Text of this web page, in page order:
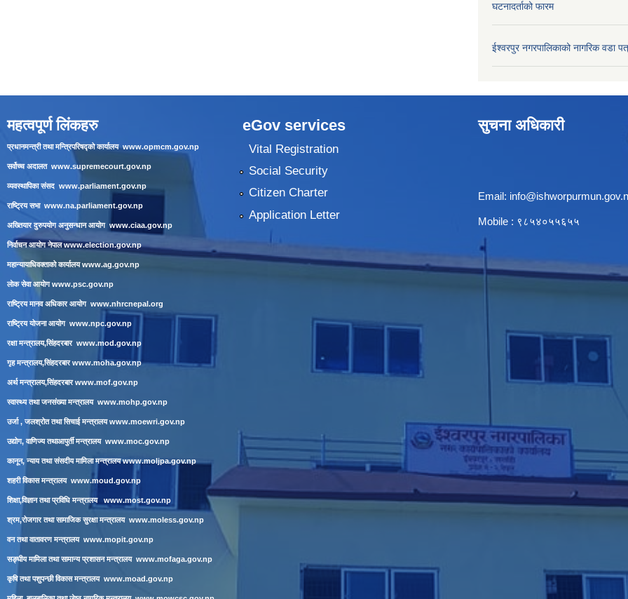
घटनादर्ताको फारम
ईश्वरपुर नगरपालिकाको नागरिक वडा
महत्वपूर्ण लिंकहरु
प्रधानमन्त्री तथा मन्त्रिपरिषद्को कार्यालयwww.opmcm.gov.np
सर्वोच्च अदालत www.supremecourt.gov.np
व्यवस्थापिका संसद www.parliament.gov.np
राष्ट्रिय सभा www.na.parliament.gov.np
अख्तियार दुरुपयोग अनुसन्धान आयोग www.ciaa.gov.np
निर्वाचन आयोग नेपालwww.election.gov.np
महान्यायाधिवक्ताको कार्यालयwww.ag.gov.np
लाेक सेवा आयाेगwww.psc.gov.np
राष्ट्रिय मानव अधिकार आयोग www.nhrcnepal.org
राष्ट्रिय योजना आयोग www.npc.gov.np
रक्षा मन्त्रालय,सिंहदरबार www.mod.gov.np
गृह मन्त्रालय,सिंहदरबारwww.moha.gov.np
अर्थ मन्त्रालय,सिंहदरबारwww.mof.gov.np
स्वास्थ्य तथा जनसंख्या मन्त्रालय www.mohp.gov.np
उर्जा , जलश्रोत तथा सिचाई मन्त्रालयwww.moewri.gov.np
उद्योग, वाणिज्य तथाआपुर्ती मन्त्रालय www.moc.gov.np
कानून, न्याय तथा संसदीय मामिला मन्त्रालयwww.moljpa.gov.np
शहरी विकास मन्त्रालय www.moud.gov.np
शिक्षा,विज्ञान तथा प्रविधि मन्त्रालय www.most.gov.np
श्रम,रोजगार तथा सामाजिक सुरक्षा मन्त्रालय www.moless.gov.np
वन तथा वातावरण मन्त्रालय www.mopit.gov.np
सङ्घीय मामिला तथा सामान्य प्रशासन मन्त्रालय www.mofaga.gov.np
कृषि तथा पशुपन्छी विकास मन्त्रालय www.moad.gov.np
eGov services
Vital Registration
Social Security
Citizen Charter
Application Letter
सुचना अधिकारी
Email:
Mobile : ९८५४०५५६५५